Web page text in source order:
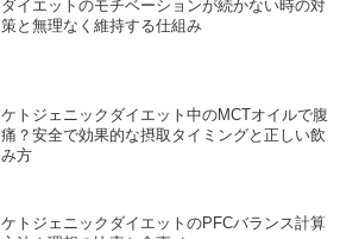
ダイエットのモチベーションが続かない時の対
策と無理なく維持する仕組み
ケトジェニックダイエット中のMCTオイルで腹
痛？安全で効果的な摂取タイミングと正しい飲
み方
ケトジェニックダイエットのPFCバランス計算